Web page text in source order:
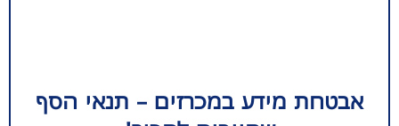
אבטחת מידע במכרזים – תנאי הסף